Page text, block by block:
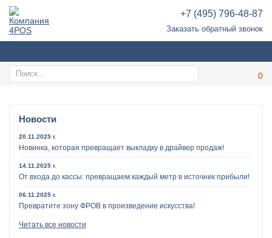
+7 (495) 796-48-87
Заказать обратный звонок
Новости
20.11.2025 г.
Новинка, которая превращает выкладку в драйвер продаж!
14.11.2025 г.
От входа до кассы: превращаем каждый метр в источник прибыли!
06.11.2025 г.
Превратите зону ФРОВ в произведение искусства!
Читать все новости